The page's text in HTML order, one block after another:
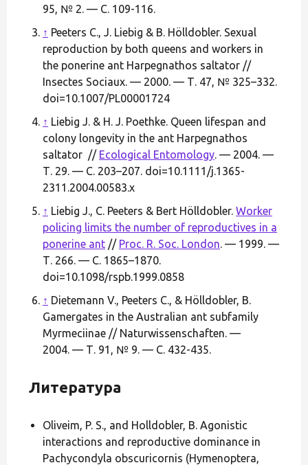
95, № 2. — С. 109-116.
↑ Peeters C., J. Liebig & B. Hölldobler. Sexual
reproduction by both queens and workers in
the ponerine ant Harpegnathos saltator //
Insectes Sociaux. — 2000. — Т. 47, № 325–332.
doi=10.1007/PL00001724
↑ Liebig J. & H. J. Poethke. Queen lifespan and
colony longevity in the ant Harpegnathos
saltator // Ecological Entomology. — 2004. —
Т. 29. — С. 203–207. doi=10.1111/j.1365-
2311.2004.00583.x
↑ Liebig J., C. Peeters & Bert Hölldobler. Worker
policing limits the number of reproductives in a
ponerine ant // Proc. R. Soc. London. — 1999. —
Т. 266. — С. 1865–1870.
doi=10.1098/rspb.1999.0858
↑ Dietemann V., Peeters C., & Hölldobler, B.
Gamergates in the Australian ant subfamily
Myrmeciinae // Naturwissenschaften. —
2004. — Т. 91, № 9. — С. 432-435.
Литература
Oliveim, P. S., and Holldobler, B. Agonistic
interactions and reproductive dominance in
Pachycondyla obscuricornis (Hymenoptera,